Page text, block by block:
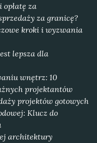
za
za granicę?
kroki i wyzwania
lepsza dla
wnętrz: 10
projektantów
projektów gotowych
Klucz do
architektury